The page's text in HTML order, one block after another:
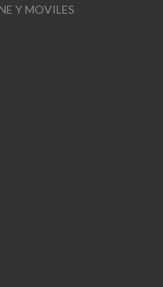
Y MOVILES